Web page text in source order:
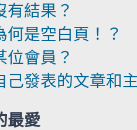
有結果？
何是空白頁！？
位會員？
己發表的文章和
最愛